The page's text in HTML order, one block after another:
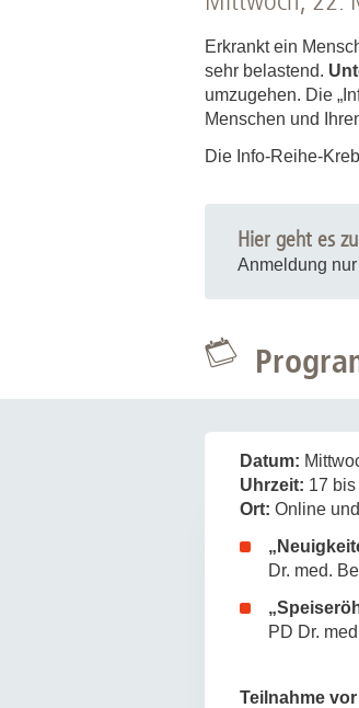
Zentrale Forschungseinrichtung
Akademische
Ansprechpersonen
Hannover Biomedical Research School
Erkrankt ein
sehr belastend.
umzugehen. Die
Menschen und
Die Info-Reihe-
Hier geht es
Anmeldung
Datum:
Uhrzeit: 17
Ort: Online
Dr. med.
PD Dr.
Teilnahme